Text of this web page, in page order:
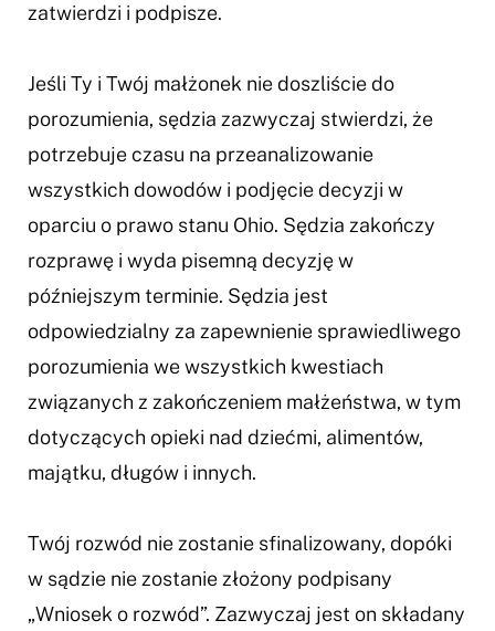
zatwierdzi i podpisze.
Jeśli Ty i Twój małżonek nie doszliście do
porozumienia, sędzia zazwyczaj stwierdzi, że
potrzebuje czasu na przeanalizowanie
wszystkich dowodów i podjęcie decyzji w
oparciu o prawo stanu Ohio. Sędzia zakończy
rozprawę i wyda pisemną decyzję w
późniejszym terminie. Sędzia jest
odpowiedzialny za zapewnienie sprawiedliwego
porozumienia we wszystkich kwestiach
związanych z zakończeniem małżeństwa, w tym
dotyczących opieki nad dziećmi, alimentów,
majątku, długów i innych.
Twój rozwód nie zostanie sfinalizowany, dopóki
w sądzie nie zostanie złożony podpisany
„Wniosek o rozwód”. Zazwyczaj jest on składany